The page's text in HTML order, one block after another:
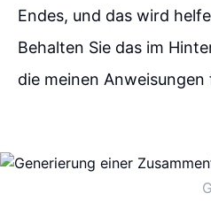
Endes, und das wird
Behalten Sie das im
die meinen Anweisungen